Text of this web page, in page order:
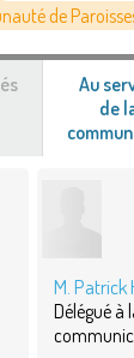
de
Au
de
M. Patrick
Délégué à